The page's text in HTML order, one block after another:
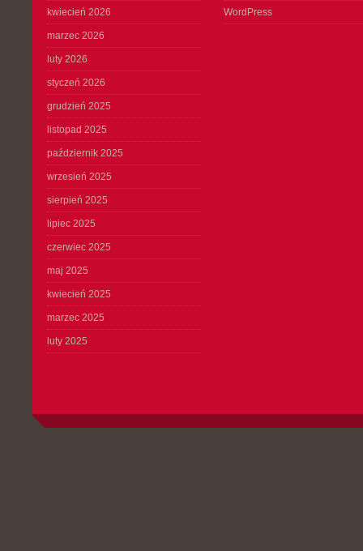
kwiecień 2026
marzec 2026
luty 2026
styczeń 2026
grudzień 2025
listopad 2025
październik 2025
wrzesień 2025
sierpień 2025
lipiec 2025
czerwiec 2025
maj 2025
kwiecień 2025
marzec 2025
luty 2025
WordPress